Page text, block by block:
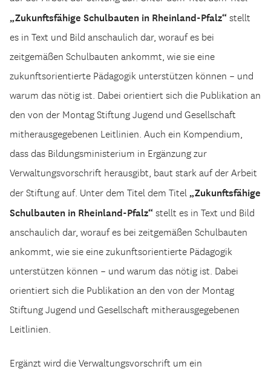
„Zukunftsfähige Schulbauten in Rheinland-Pfalz“stellt
es in Text und Bild anschaulich dar, worauf es bei
zeitgemäßen Schulbauten ankommt, wie sie eine
zukunftsorientierte Pädagogik unterstützen können – und
warum das nötig ist. Dabei orientiert sich die Publikation an
den von der Montag Stiftung Jugend und Gesellschaft
mitherausgegebenen Leitlinien. Auch ein Kompendium,
dass das Bildungsministerium in Ergänzung zur
Verwaltungsvorschrift herausgibt, baut stark auf der Arbeit
der Stiftung auf. Unter dem Titel dem Titel „Zukunftsfähige
Schulbauten in Rheinland-Pfalz“stellt es in Text und Bild
anschaulich dar, worauf es bei zeitgemäßen Schulbauten
ankommt, wie sie eine zukunftsorientierte Pädagogik
unterstützen können – und warum das nötig ist. Dabei
orientiert sich die Publikation an den von der Montag
Stiftung Jugend und Gesellschaft mitherausgegebenen
Leitlinien.
Ergänzt wird die Verwaltungsvorschrift um ein